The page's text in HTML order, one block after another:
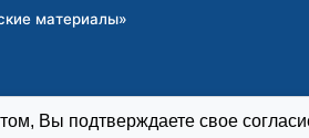
материалы»
Вы подтверждаете свое